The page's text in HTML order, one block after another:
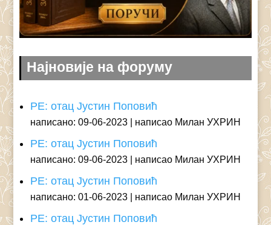
Најновије на форуму
РЕ: отац Јустин Поповић
написано: 09-06-2023 написао Милан УХРИН
РЕ: отац Јустин Поповић
написано: 09-06-2023 написао Милан УХРИН
РЕ: отац Јустин Поповић
написано: 01-06-2023 написао Милан УХРИН
РЕ: отац Јустин Поповић